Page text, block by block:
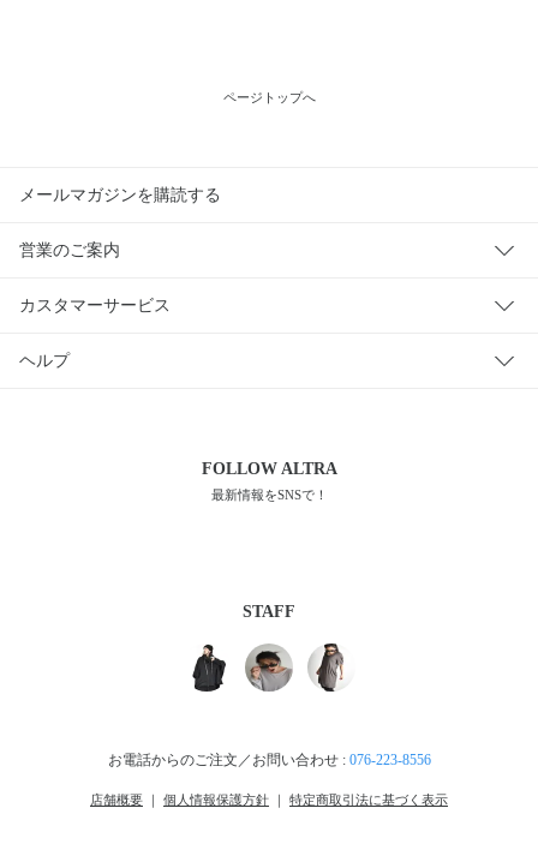
ページトップへ
メールマガジンを購読する
営業のご案内
カスタマーサービス
ヘルプ
FOLLOWALTRA
最新情報をSNSで！
STAFF
お電話からのご注文／お問い合わせ : 076-223-8556
店舗概要 ｜ 個人情報保護方針 ｜ 特定商取引法に基づく表示